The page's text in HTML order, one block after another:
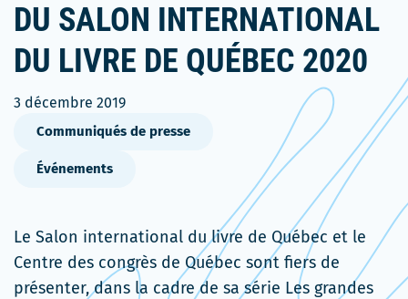
DU SALON INTERNATIONAL
DU LIVRE DE QUÉBEC 2020
3 décembre 2019
Communiqués de presse
Événements
Le Salon international du livre de Québec et le
Centre des congrès de Québec sont fiers de
présenter, dans la cadre de sa série Les grandes